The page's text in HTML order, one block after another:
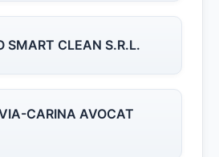
SMART CLEAN S.R.L.
CARINA AVOCAT